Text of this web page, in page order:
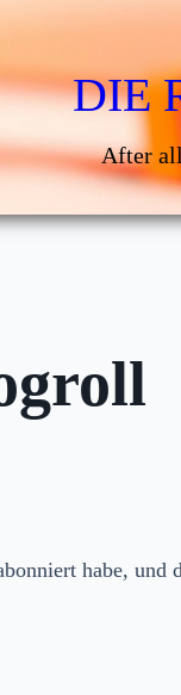
DIE
After
habe,